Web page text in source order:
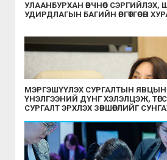
УЛААНБУРХАН ӨВЧНӨӨС СЭРГИЙЛЭХ,
УДИРДЛАГЫН БАГИЙН ӨРГӨТГӨСӨН
МЭРГЭШҮҮЛЭХ СУРГАЛТЫН
ҮНЭЛГЭЭНИЙ ДҮНГ ХЭЛЭЛЦЭЖ,
СУРГАЛТ ЭРХЛЭХ ЗӨВШӨӨРЛИЙГ